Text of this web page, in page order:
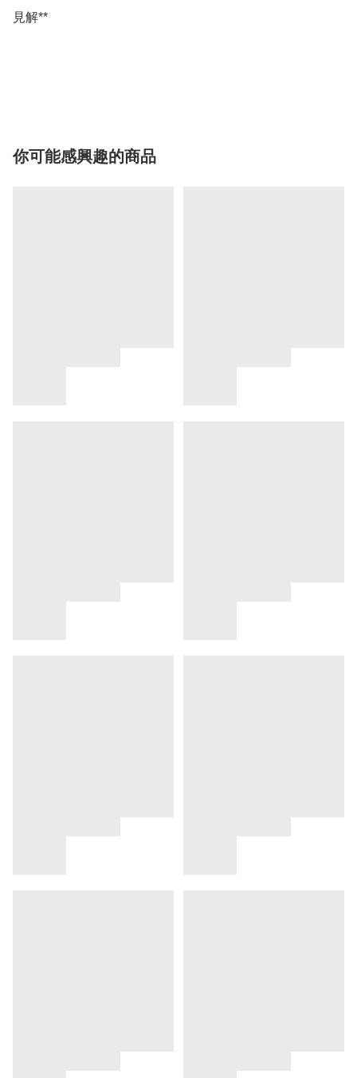
見解**
你可能感興趣的商品